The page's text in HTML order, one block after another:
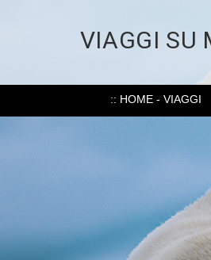
VIAGGI SU
:: HOME - VIAGGI